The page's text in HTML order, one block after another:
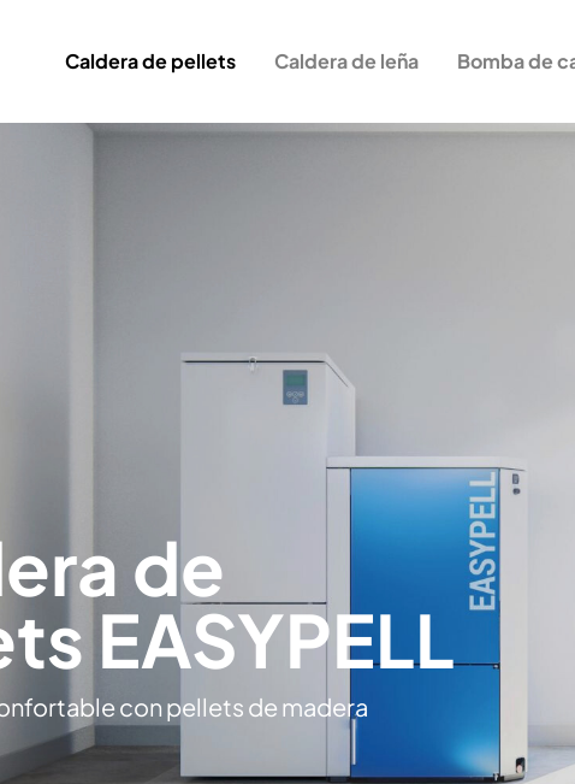
Caldera de pellets Caldera de leña Bomba de
de
EASYPELL
con pellets de madera